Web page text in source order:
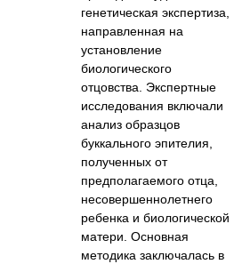
генетическая экспертиза,
направленная на
установление
биологического
отцовства. Экспертные
исследования включали
анализ образцов
буккального эпителия,
полученных от
предполагаемого отца,
несовершеннолетнего
ребенка и биологической
матери. Основная
методика заключалась в